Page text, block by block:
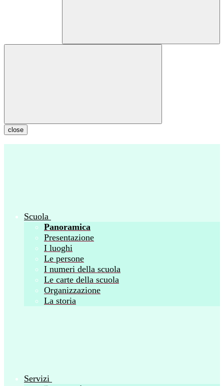
close
Scuola
Panoramica
Presentazione
I luoghi
Le persone
I numeri della scuola
Le carte della scuola
Organizzazione
La storia
Servizi